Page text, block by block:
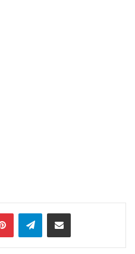
PinterestTelegramShare via Email